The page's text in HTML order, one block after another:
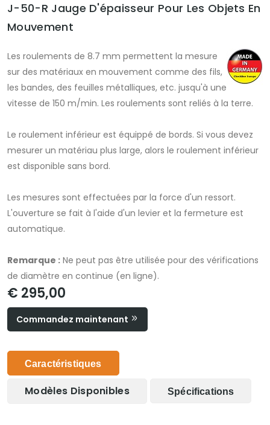
J-50-R Jauge D'épaisseur Pour Les Objets En
Mouvement
Les roulements de 8.7 mm permettent la mesure
sur des matériaux en mouvement comme des fils,
les bandes, des feuilles métalliques, etc. jusqu'à une
vitesse de 150 m/min. Les roulements sont reliés à la terre.
Le roulement inférieur est équippé de bords. Si vous devez
mesurer un matériau plus large, alors le roulement inférieur
est disponible sans bord.
Les mesures sont effectuées par la force d'un ressort.
L'ouverture se fait à l'aide d'un levier et la fermeture est
automatique.
Remarque : Ne peut pas être utilisée pour des vérifications
de diamètre en continue (en ligne).
€ 295,00
Commandez maintenant
Caractéristiques
Modèles Disponibles Spécifications